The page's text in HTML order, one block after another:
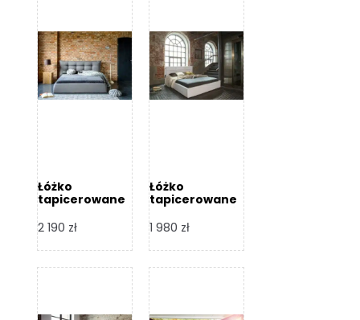
Łóżko
tapicerowane
Design
2 190 zł
Łóżko
tapicerowane
Design
1 980 zł